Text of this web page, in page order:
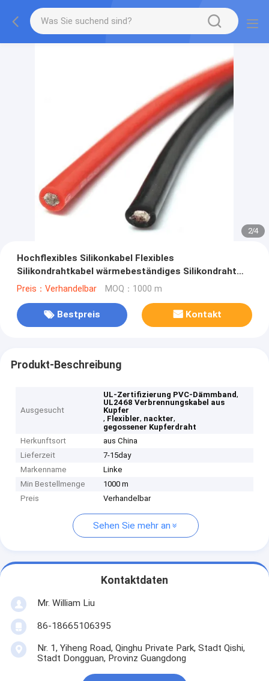
2/4
Hochflexibles Silikonkabel Flexibles
Silikondrahtkabel wärmebeständiges Silikondraht
SIAF Kabel interne Verkabelung
Preis：Verhandelbar MOQ：1000 m
Bestpreis Kontakt
Produkt-Beschreibung
Ausgesucht
UL-Zertifizierung PVC-Dämmband,
UL2468 Verbrennungskabel aus
Kupfer
, Flexibler, nackter,
gegossener Kupferdraht
Herkunftsort
aus China
Lieferzeit
7-15day
Markenname
Linke
Min Bestellmenge
1000 m
Preis
Verhandelbar
Sehen Sie mehr an
Kontaktdaten
Mr. William Liu
86-18665106395
Nr. 1, Yiheng Road, Qinghu Private Park, Stadt Qishi,
Stadt Dongguan, Provinz Guangdong